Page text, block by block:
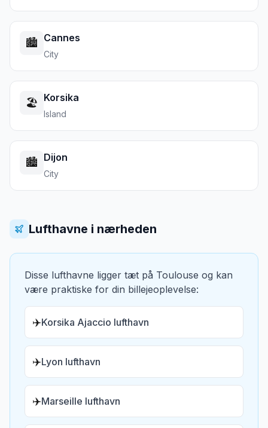
🏙️ Cannes
City
🏖️ Korsika
Island
🏙️ Dijon
City
Lufthavne i nærheden
Disse lufthavne ligger tæt på Toulouse og kan
være praktiske for din billejeoplevelse:
✈️Korsika Ajaccio lufthavn
✈️Lyon lufthavn
✈️Marseille lufthavn